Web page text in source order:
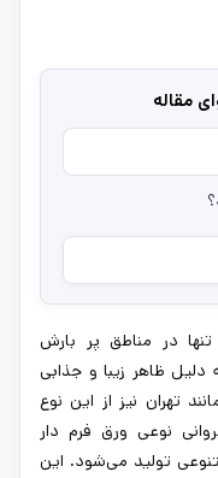
مقاله
در مناطق پر بارش
ظاهر زیبا و جذابی
تهران نیز از این نوع
نوعی ورق فرم دار
تولید می‌شود. این